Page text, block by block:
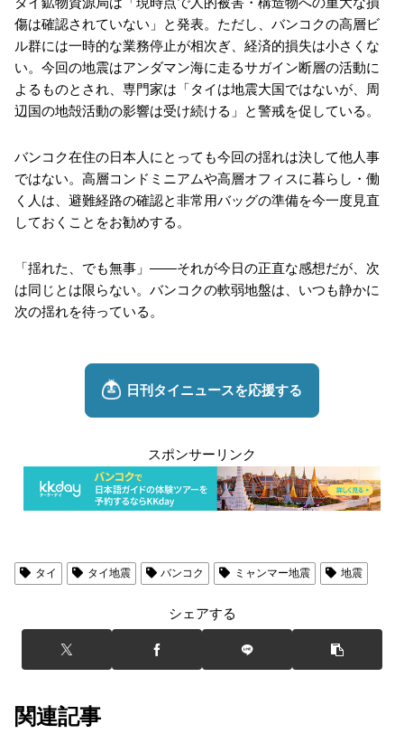
傷は確認されていない」と発表。ただし、バンコクの高層ビ
ル群には一時的な業務停止が相次ぎ、経済的損失は小さくな
い。今回の地震はアンダマン海に走るサガイン断層の活動に
よるものとされ、専門家は「タイは地震大国ではないが、周
辺国の地殻活動の影響は受け続ける」と警戒を促している。
バンコク在住の日本人にとっても今回の揺れは決して他人事
ではない。高層コンドミニアムや高層オフィスに暮らし・働
く人は、避難経路の確認と非常用バッグの準備を今一度見直
しておくことをお勧めする。
「揺れた、でも無事」——それが今日の正直な感想だが、次
は同じとは限らない。バンコクの軟弱地盤は、いつも静かに
次の揺れを待っている。
スポンサーリンク
タイ タイ地震 バンコク ミャンマー地震 地震
シェアする
関連記事